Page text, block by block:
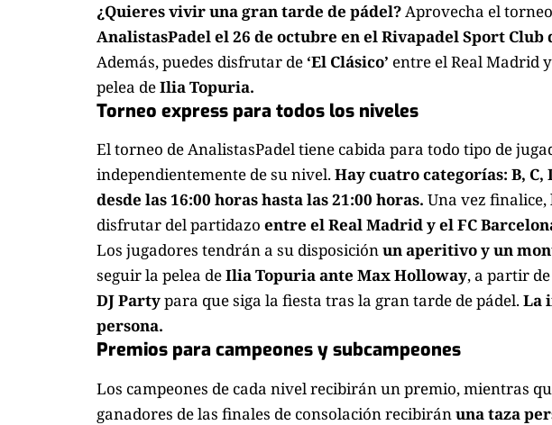
¿Quieres vivir una gran tarde de pádel?Aprovecha el
AnalistasPadel el 26 de octubre en el Rivapadel Sport Club
Además, puedes disfrutar de ‘El Clásico’ entre el Real Madrid
pelea deIlia Topuria.
Torneo express para todos los niveles
El torneo de AnalistasPadel tiene cabida para todo tipo de
independientemente de su nivel.Hay cuatro categorías: B, C,
desde las 16:00 horas hasta las 21:00 horas. Una vez
disfrutar del partidazo entre el Real Madrid y el FC
Los jugadores tendrán a su disposiciónun aperitivo y un
seguir la pelea deIlia Topuria ante Max Holloway, a partir
DJ Partypara que siga la fiesta tras la gran tarde de pádel.La
persona.
Premios para campeones y subcampeones
Los campeones de cada nivel recibirán un premio, mientras
ganadores de las finales de consolación recibiránuna taza